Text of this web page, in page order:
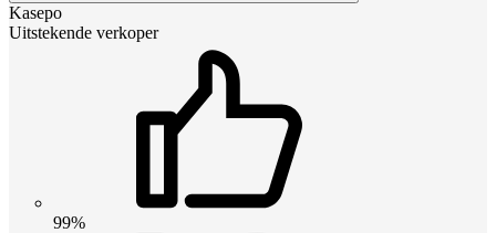
Kasepo
Uitstekende verkoper
99%